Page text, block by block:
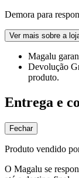
Demora para
Ver mais sobre a
Magalu
Devolução
produto.
Entrega e
Fechar
Produto vendido
O Magalu se